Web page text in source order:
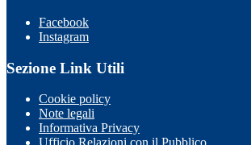
Facebook
Instagram
Sezione Link Utili
Cookie policy
Note legali
Informativa Privacy